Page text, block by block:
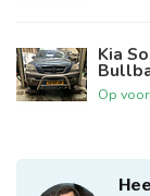
Kia
Op